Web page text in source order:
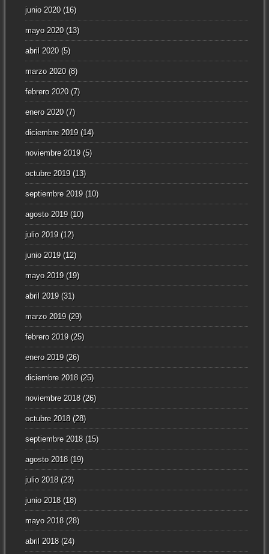
junio 2020(16)
mayo 2020(13)
abril 2020(5)
marzo 2020(8)
febrero 2020(7)
enero 2020(7)
diciembre 2019(14)
noviembre 2019(5)
octubre 2019(13)
septiembre 2019(10)
agosto 2019(10)
julio 2019(12)
junio 2019(12)
mayo 2019(19)
abril 2019(31)
marzo 2019(29)
febrero 2019(25)
enero 2019(26)
diciembre 2018(25)
noviembre 2018(26)
octubre 2018(28)
septiembre 2018(15)
agosto 2018(19)
julio 2018(23)
junio 2018(18)
mayo 2018(28)
abril 2018(24)